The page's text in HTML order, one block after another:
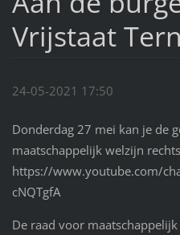
Vrijstaat
24-05-2021 17:50
Donderdag 27 mei kan je de
maatschappelijk welzijn
https://www.youtube.com/
cNQTgfA
De raad voor